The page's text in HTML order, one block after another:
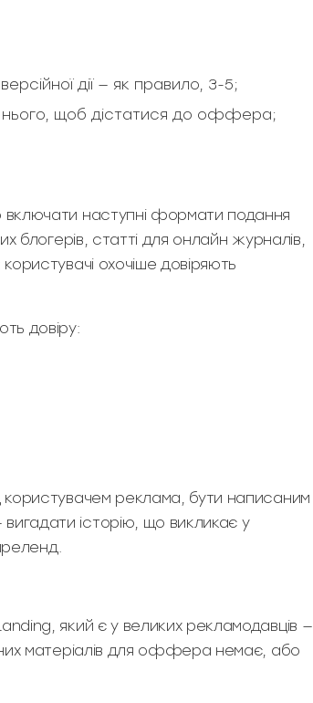
дії — як правило, 3-5;
нього, щоб дістатися до оффера;
включати наступні формати подання
блогерів, статті для онлайн журналів,
охочіше довіряють
довіру:
реклама, бути написаним
історію, що викликає у
який є у великих рекламодавців —
матеріалів для оффера немає, або